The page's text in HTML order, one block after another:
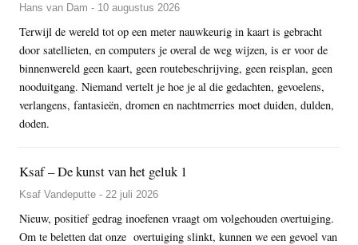
Hans van Dam - 10 augustus 2026
Terwijl de wereld tot op een meter nauwkeurig in kaart is gebracht
door satellieten, en computers je overal de weg wijzen, is er voor de
binnenwereld geen kaart, geen routebeschrijving, geen reisplan, geen
nooduitgang. Niemand vertelt je hoe je al die gedachten, gevoelens,
verlangens, fantasieën, dromen en nachtmerries moet duiden, dulden,
doden.
Ksaf – De kunst van het geluk 1
Ksaf Vandeputte - 22 juli 2026
Nieuw, positief gedrag inoefenen vraagt om volgehouden overtuiging.
Om te beletten dat onze overtuiging slinkt, kunnen we een gevoel van